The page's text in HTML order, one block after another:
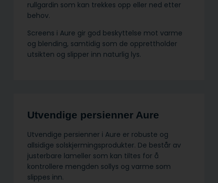
rullgardin som kan trekkes opp eller ned etter
behov.
Screens i Aure gir god beskyttelse mot varme
og blending, samtidig som de opprettholder
utsikten og slipper inn naturlig lys.
Utvendige persienner Aure
Utvendige persienner i Aure er robuste og
allsidige solskjermings­produkter. De består av
justerbare lameller som kan tiltes for å
kontrollere mengden sollys og varme som
slippes inn.